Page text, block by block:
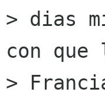
> dias
con que
>